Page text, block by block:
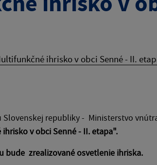
ihrisko v obci Senné - II.
republiky - Ministerstvo
v obci Senné - II. etapa".
bude zrealizované osvetlenie ihriska.